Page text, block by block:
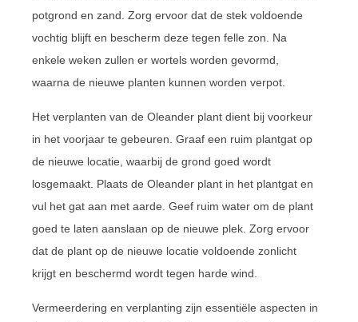
potgrond en zand. Zorg ervoor dat de stek voldoende
vochtig blijft en bescherm deze tegen felle zon. Na
enkele weken zullen er wortels worden gevormd,
waarna de nieuwe planten kunnen worden verpot.
Het verplanten van de Oleander plant dient bij voorkeur
in het voorjaar te gebeuren. Graaf een ruim plantgat op
de nieuwe locatie, waarbij de grond goed wordt
losgemaakt. Plaats de Oleander plant in het plantgat en
vul het gat aan met aarde. Geef ruim water om de plant
goed te laten aanslaan op de nieuwe plek. Zorg ervoor
dat de plant op de nieuwe locatie voldoende zonlicht
krijgt en beschermd wordt tegen harde wind.
Vermeerdering en verplanting zijn essentiële aspecten in